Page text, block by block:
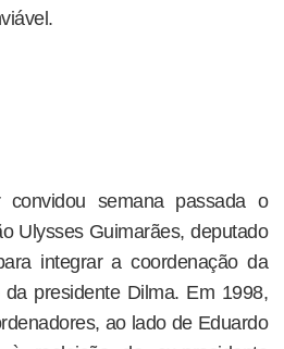
semana passada o
Ulysses Guimarães, deputado
integrar a coordenação da
presidente Dilma. Em 1998,
ao lado de Eduardo